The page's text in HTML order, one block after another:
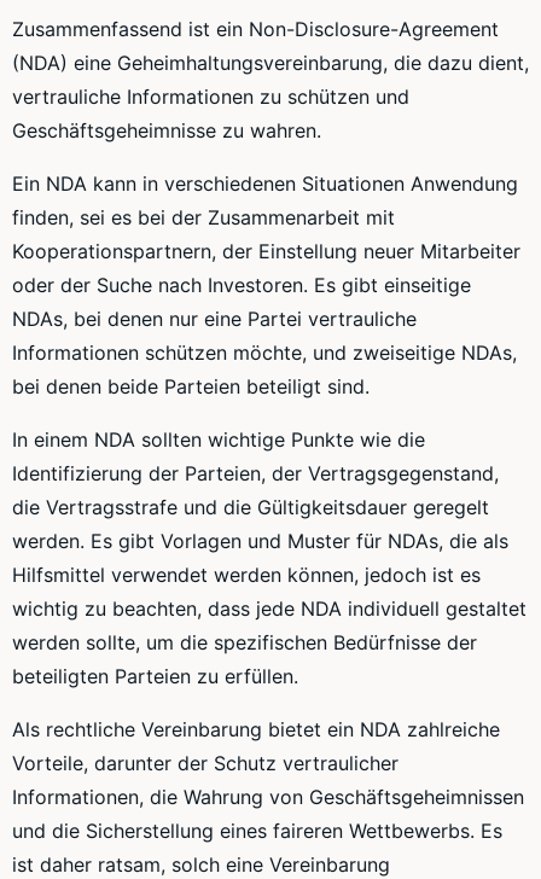
Zusammenfassend ist ein Non-Disclosure-Agreement
(NDA) eine Geheimhaltungsvereinbarung, die dazu dient,
vertrauliche Informationen zu schützen und
Geschäftsgeheimnisse zu wahren.
Ein NDA kann in verschiedenen Situationen Anwendung
finden, sei es bei der Zusammenarbeit mit
Kooperationspartnern, der Einstellung neuer Mitarbeiter
oder der Suche nach Investoren. Es gibt einseitige
NDAs, bei denen nur eine Partei vertrauliche
Informationen schützen möchte, und zweiseitige NDAs,
bei denen beide Parteien beteiligt sind.
In einem NDA sollten wichtige Punkte wie die
Identifizierung der Parteien, der Vertragsgegenstand,
die Vertragsstrafe und die Gültigkeitsdauer geregelt
werden. Es gibt Vorlagen und Muster für NDAs, die als
Hilfsmittel verwendet werden können, jedoch ist es
wichtig zu beachten, dass jede NDA individuell gestaltet
werden sollte, um die spezifischen Bedürfnisse der
beteiligten Parteien zu erfüllen.
Als rechtliche Vereinbarung bietet ein NDA zahlreiche
Vorteile, darunter der Schutz vertraulicher
Informationen, die Wahrung von Geschäftsgeheimnissen
und die Sicherstellung eines faireren Wettbewerbs. Es
ist daher ratsam, solch eine Vereinbarung